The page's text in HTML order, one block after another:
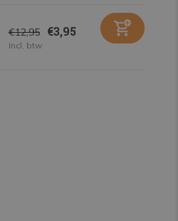
€12,95 €3,95
Incl. btw